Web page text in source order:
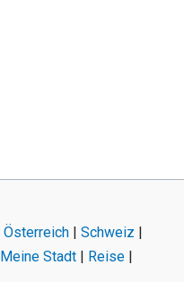
Österreich| Schweiz |
Meine Stadt| Reise|